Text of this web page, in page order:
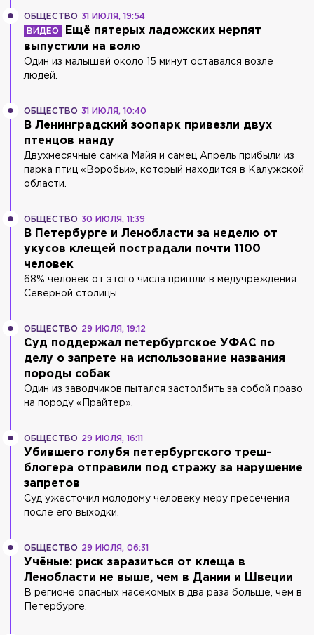
ОБЩЕСТВО 31 ИЮЛЯ, 19:54
Ещё пятерых ладожских нерпят
выпустили на волю
Один из малышей около 15 минут оставался возле
людей.
ОБЩЕСТВО 31 ИЮЛЯ, 10:40
В Ленинградский зоопарк привезли двух
птенцов нанду
Двухмесячные самка Майя и самец Апрель прибыли из
парка птиц «Воробьи», который находится в Калужской
области.
ОБЩЕСТВО 30 ИЮЛЯ, 11:39
В Петербурге и Ленобласти за неделю от
укусов клещей пострадали почти 1100
человек
68% человек от этого числа пришли в медучреждения
Северной столицы.
ОБЩЕСТВО 29 ИЮЛЯ, 19:12
Суд поддержал петербургское УФАС по
делу о запрете на использование названия
породы собак
Один из заводчиков пытался застолбить за собой право
на породу «Прайтер».
ОБЩЕСТВО 29 ИЮЛЯ, 16:11
Убившего голубя петербургского треш-
блогера отправили под стражу за нарушение
запретов
Суд ужесточил молодому человеку меру пресечения
после его выходки.
ОБЩЕСТВО 29 ИЮЛЯ, 06:31
Учёные: риск заразиться от клеща в
Ленобласти не выше, чем в Дании и Швеции
В регионе опасных насекомых в два раза больше, чем в
Петербурге.